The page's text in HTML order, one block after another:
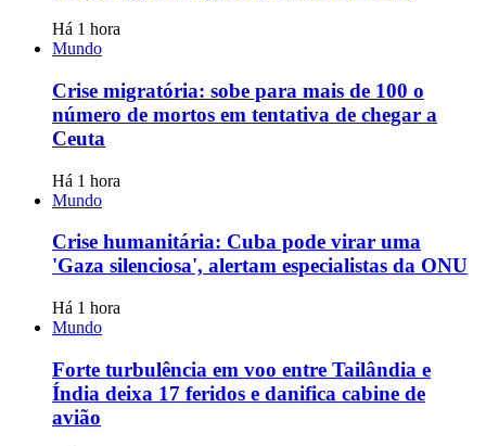
Há 1 hora
Mundo
Crise migratória: sobe para mais de 100 o
número de mortos em tentativa de chegar a
Ceuta
Há 1 hora
Mundo
Crise humanitária: Cuba pode virar uma
'Gaza silenciosa', alertam especialistas da ONU
Há 1 hora
Mundo
Forte turbulência em voo entre Tailândia e
Índia deixa 17 feridos e danifica cabine de
avião